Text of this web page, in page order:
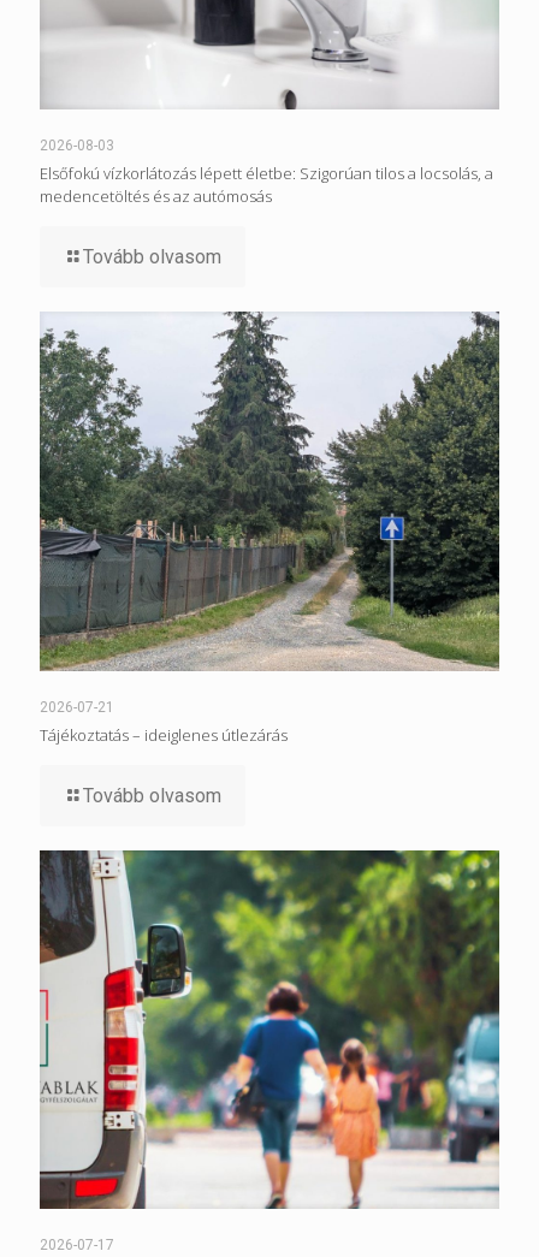
2026-08-03
Elsőfokú vízkorlátozás lépett életbe: Szigorúan tilos a locsolás, a
medencetöltés és az autómosás
Tovább olvasom
2026-07-21
Tájékoztatás – ideiglenes útlezárás
Tovább olvasom
2026-07-17